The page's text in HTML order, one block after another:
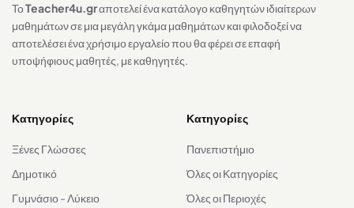
ΤοTeacher4u.grαποτελεί ένα κατάλογο καθηγητών ιδιαίτερων
μαθημάτων σε μια μεγάλη γκάμα μαθημάτων και φιλοδοξεί να
αποτελέσει ένα χρήσιμο εργαλείο που θα φέρει σε επαφή
υποψήφιους μαθητές, με καθηγητές.
Κατηγορίες
Ξένες Γλώσσες
Δημοτικό
Γυμνάσιο - Λύκειο
Κατηγορίες
Πανεπιστήμιο
Όλες οι Κατηγορίες
Όλες οι Περιοχές